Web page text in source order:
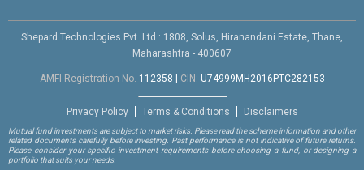
Shepard Technologies Pvt. Ltd : 1808, Solus, Hiranandani Estate, Thane,
Maharashtra - 400607
AMFI Registration No. 112358 CIN: U74999MH2016PTC282153
Privacy Policy Terms & Conditions Disclaimers
Mutual fund investments are subject to market risks. Please read the scheme information and other
related documents carefully before investing. Past performance is not indicative of future returns.
Please consider your specific investment requirements before choosing a fund, or designing a
portfolio that suits your needs.